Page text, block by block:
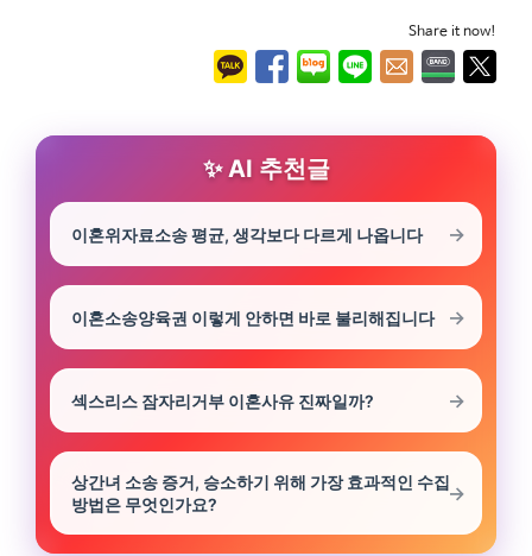
Share it now!
AI 추천글
이혼위자료소송 평균, 생각보다 다르게 나옵니다
이혼소송양육권 이렇게 안하면 바로 불리해집니다
섹스리스 잠자리거부 이혼사유 진짜일까?
상간녀 소송 증거, 승소하기 위해 가장 효과적인 수집
방법은 무엇인가요?